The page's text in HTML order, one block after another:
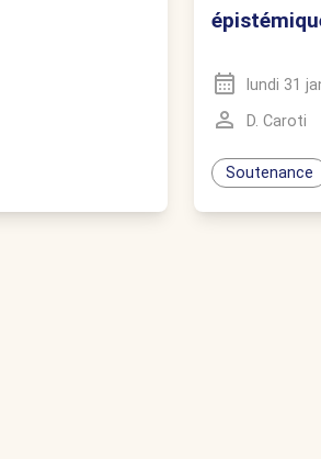
lundi 31
D. Caroti
Soutenance